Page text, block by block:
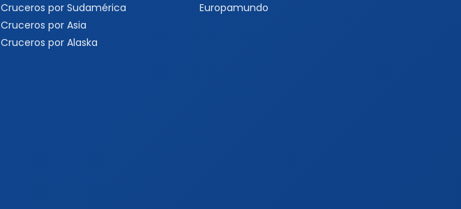
Cruceros por Sudamérica
Cruceros por Asia
Cruceros por Alaska
Europamundo